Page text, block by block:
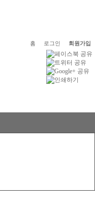
홈 로그인 회원가입